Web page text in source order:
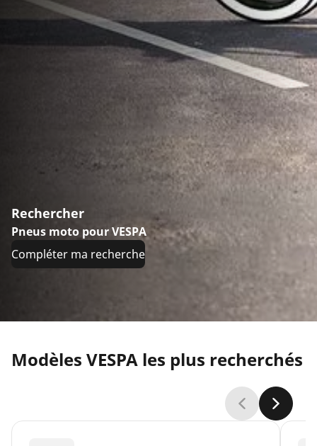
Rechercher
Pneus moto pour VESPA
Compléter ma recherche
Modèles VESPA les plus recherchés